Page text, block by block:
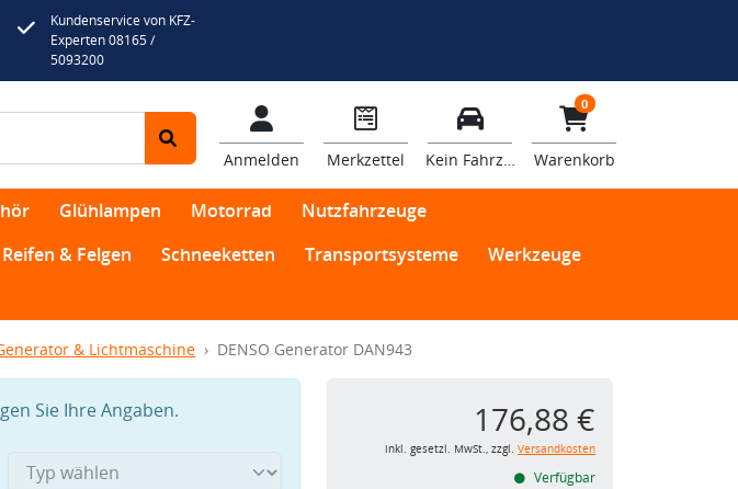
Kundenservice von KFZ-
Experten 08165 /
5093200
Anmelden Merkzettel Kein Fahrzeug
0
Warenkorb
Glühlampen Motorrad
Nutzfahrzeuge
Reifen & Felgen Schneeketten Transportsysteme
Werkzeuge
& Lichtmaschine DENSO Generator DAN943
Sie Ihre Angaben. 176,88 €
inkl. gesetzl. MwSt., zzgl. Versandkosten
Verfügbar